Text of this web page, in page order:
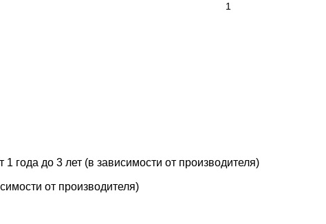
года до 3 лет (в зависимости от производителя)
от производителя)